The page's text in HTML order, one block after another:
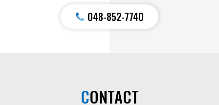
048-852-7740
CONTACT